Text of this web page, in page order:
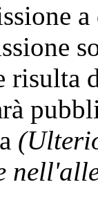
a
risulta